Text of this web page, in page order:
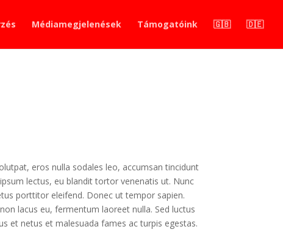
Médiamegjelenések Támogatóink 🇬🇧 🇩🇪
eros nulla sodales leo, accumsan tincidunt
lectus, eu blandit tortor venenatis ut. Nunc
porttitor eleifend. Donec ut tempor sapien.
lacus eu, fermentum laoreet nulla. Sed luctus
et netus et malesuada fames ac turpis egestas.